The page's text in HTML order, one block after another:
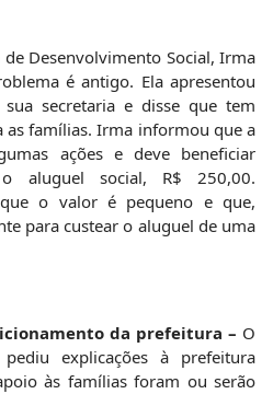
Desenvolvimento Social, Irma
é antigo. Ela apresentou
secretaria e disse que tem
as famílias. Irma informou que a
ações e deve beneficiar
aluguel social, R$ 250,00.
o valor é pequeno e que,
para custear o aluguel de uma
da prefeitura – O
explicações à prefeitura
às famílias foram ou serão